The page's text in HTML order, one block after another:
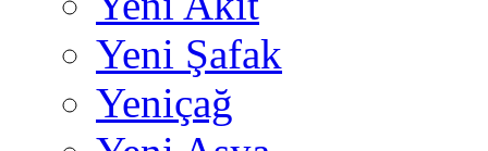
Yeni Şafak
Yeniçağ